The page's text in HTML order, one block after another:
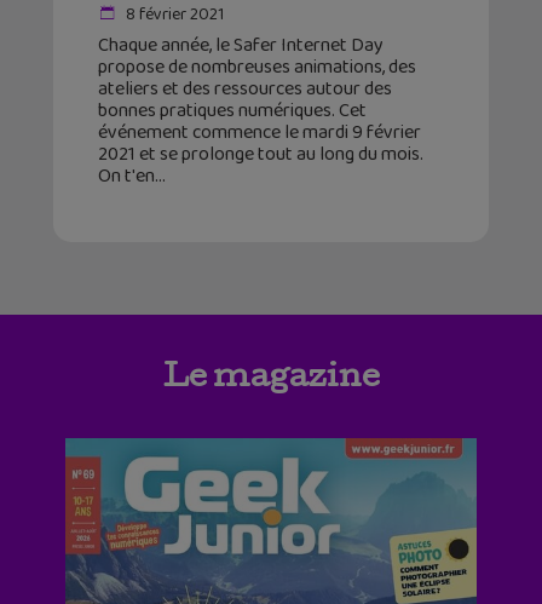
8 février 2021
Chaque année, le Safer Internet Day
propose de nombreuses animations, des
ateliers et des ressources autour des
bonnes pratiques numériques. Cet
événement commence le mardi 9 février
2021 et se prolonge tout au long du mois.
On t'en
Le magazine